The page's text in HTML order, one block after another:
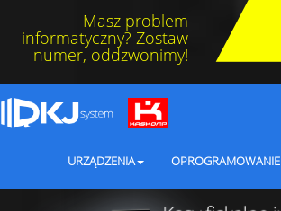
Masz problem
informatyczny? Zostaw
numer, oddzwonimy!
URZĄDZENIA OPROGRAMOWANIE